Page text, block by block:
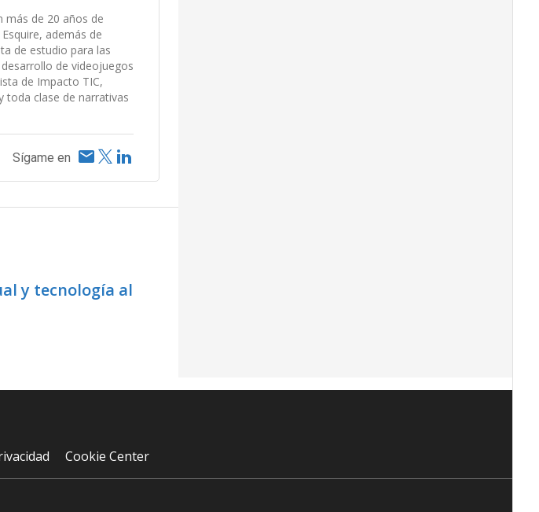
más de 20 años de
además de
de estudio para las
de videojuegos
de Impacto TIC,
toda clase de narrativas
Sígame en
y tecnología al
Cookie Center